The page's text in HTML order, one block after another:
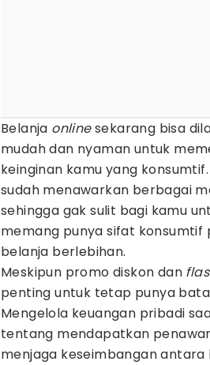
Belanja onlinesekarang bisa
mudah dan nyaman untuk
keinginan kamu yang
sudah menawarkan berbagai
sehingga gak sulit bagi kamu
memang punya sifat
belanja berlebihan.
Meskipun promo diskon dan
penting untuk tetap punya
Mengelola keuangan pribadi
tentang mendapatkan
menjaga keseimbangan